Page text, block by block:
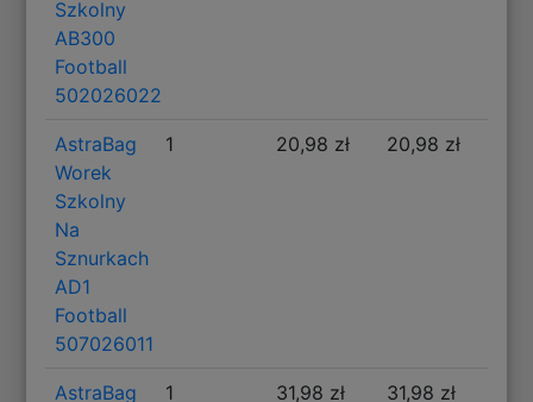
Szkolny
AB300
Football
502026022
AstraBag
Worek
Szkolny
Na
Sznurkach
AD1
Football
507026011
1 20,98 zł 20,98 zł
AstraBag 1 31,98 zł 31,98 zł